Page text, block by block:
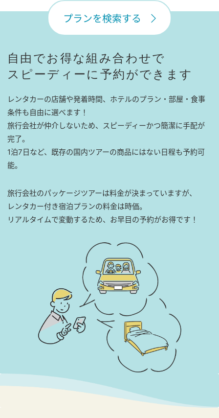
プランを検索する
自由でお得な組み合わせで
スピーディーに予約ができます
レンタカーの店舗や発着時間、ホテルのプラン・部屋・食事
条件も自由に選べます！
旅行会社が仲介しないため、スピーディーかつ簡潔に手配が
完了。
1泊7日など、既存の国内ツアーの商品にはない日程も予約可
能。
旅行会社のパッケージツアーは料金が決まっていますが、
レンタカー付き宿泊プランの料金は時価。
リアルタイムで変動するため、お早目の予約がお得です！